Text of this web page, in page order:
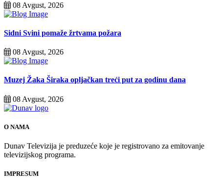
08 Avgust, 2026
Sidni Svini pomaže žrtvama požara
08 Avgust, 2026
Muzej Žaka Širaka opljačkan treći put za godinu dana
08 Avgust, 2026
O NAMA
Dunav Televizija je preduzeće koje je registrovano za emitovanje
televizijskog programa.
IMPRESUM